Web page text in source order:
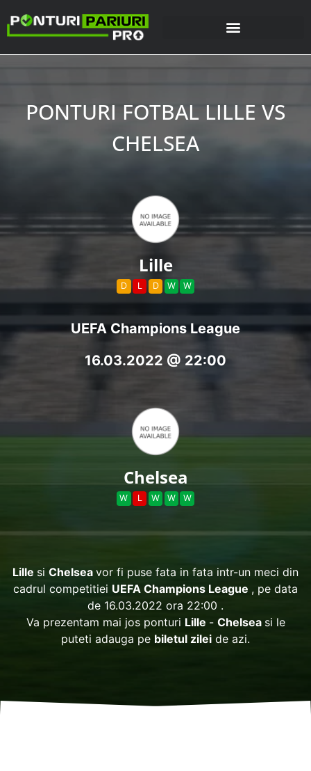
PONTURI FOTBAL LILLE VS
CHELSEA
Lille
D L D W W
UEFA Champions League
16.03.2022 @ 22:00
Chelsea
W L W W W
Lille si Chelsea vor fi puse fata in fata intr-un meci din
cadrul competitiei UEFA Champions League , pe data
de 16.03.2022 ora 22:00 .
Va prezentam mai jos ponturi Lille - Chelsea si le
puteti adauga pe biletul zilei de azi.